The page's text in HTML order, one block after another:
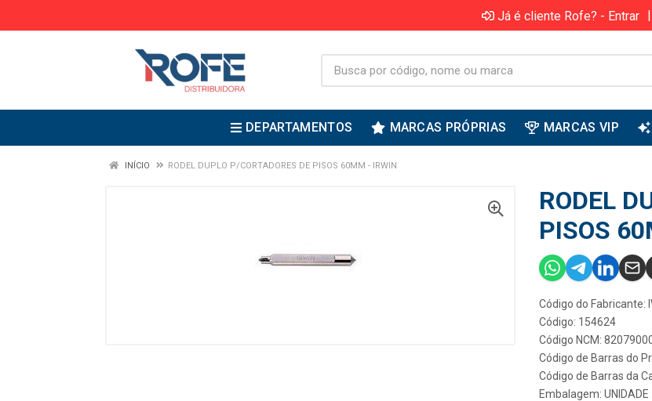
Já é cliente Rofe? - Entrar |
DEPARTAMENTOS MARCAS PRÓPRIAS MARCAS VIP
INÍCIO RODEL DUPLO P/CORTADORES DE PISOS 60MM - IRWIN
RODEL
PISOS
Código do Fabricante:
Código: 154624
Código NCM:
Código de Barras do
Código de Barras da
Embalagem: UNIDADE